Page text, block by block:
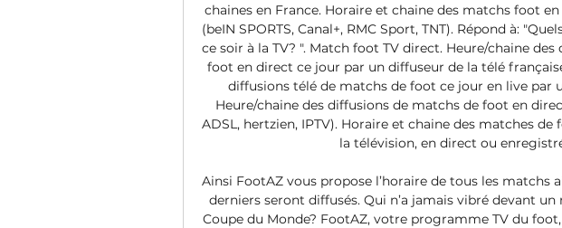
chaines en France. Horaire et chaine des matchs foot
(beIN SPORTS, Canal+, RMC Sport, TNT). Répond à:
ce soir à la TV? ". Match foot TV direct. Heure/chaine
foot en direct ce jour par un diffuseur de la télé
diffusions télé de matchs de foot ce jour en live par
Heure/chaine des diffusions de matchs de foot en
ADSL, hertzien, IPTV). Horaire et chaine des matches de
la télévision, en direct ou
Ainsi FootAZ vous propose l’horaire de tous les matchs
derniers seront diffusés. Qui n’a jamais vibré devant
Coupe du Monde? FootAZ, votre programme TV du